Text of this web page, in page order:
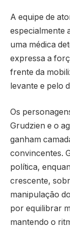
A equipe de
especialmente
uma médica
expressa a
frente da
levante e pelo
Os
Grudzien e o
ganham
convincentes.
política,
crescente,
manipulação
por equilibrar
mantendo o